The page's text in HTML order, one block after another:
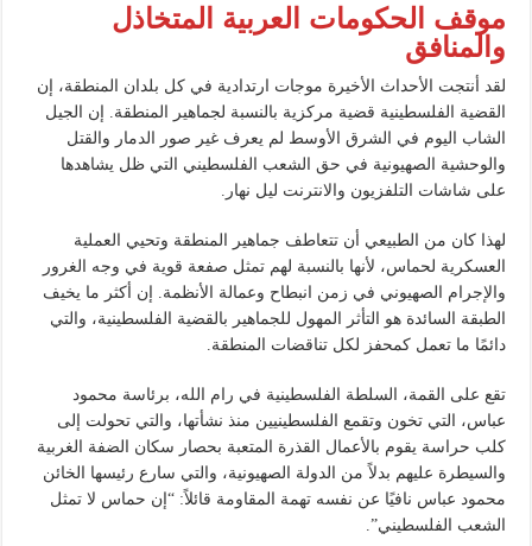
موقف الحكومات العربية المتخاذل
والمنافق
لقد أنتجت الأحداث الأخيرة موجات ارتدادية في كل بلدان المنطقة، إن
القضية الفلسطينية قضية مركزية بالنسبة لجماهير المنطقة. إن الجيل
الشاب اليوم في الشرق الأوسط لم يعرف غير صور الدمار والقتل
والوحشية الصهيونية في حق الشعب الفلسطيني التي ظل يشاهدها
على شاشات التلفزيون والانترنت ليل نهار.
لهذا كان من الطبيعي أن تتعاطف جماهير المنطقة وتحيي العملية
العسكرية لحماس، لأنها بالنسبة لهم تمثل صفعة قوية في وجه الغرور
والإجرام الصهيوني في زمن انبطاح وعمالة الأنظمة. إن أكثر ما يخيف
الطبقة السائدة هو التأثر المهول للجماهير بالقضية الفلسطينية، والتي
دائمًا ما تعمل كمحفز لكل تناقضات المنطقة.
تقع على القمة، السلطة الفلسطينية في رام الله، برئاسة محمود
عباس، التي تخون وتقمع الفلسطينيين منذ نشأتها، والتي تحولت إلى
كلب حراسة يقوم بالأعمال القذرة المتعبة بحصار سكان الضفة الغربية
والسيطرة عليهم بدلاً من الدولة الصهيونية، والتي سارع رئيسها الخائن
محمود عباس نافيًا عن نفسه تهمة المقاومة قائلاً: “إن حماس لا تمثل
الشعب الفلسطيني”.